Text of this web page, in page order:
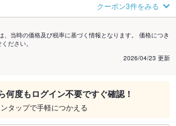
クーポン3件をみる
当時の価格及び税率に基づく情報となります。 価格につき
ださい。
2026/04/23 更新
何度もログイン不要ですぐ確認！
タップで手軽につかえる